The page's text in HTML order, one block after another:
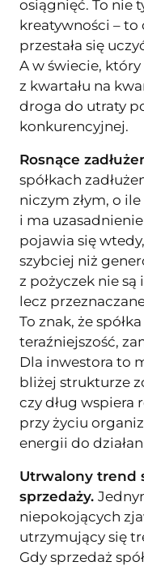
osiągnięć. To nie
kreatywności – to
przestała się
A w świecie,
z kwartału na
droga do utraty
konkurencyjnej.
Rosnące
spółkach
niczym złym, o
i ma
pojawia się
szybciej niż
z pożyczek nie
lecz
To znak, że
teraźniejszość,
Dla inwestora to
bliżej strukturze
czy dług wspiera
przy życiu
energii do
Utrwalony trend
sprzedaży.
niepokojących
utrzymujący się
Gdy sprzedaż